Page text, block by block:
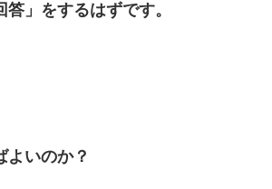
」をするはずです。
よいのか？